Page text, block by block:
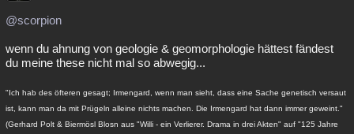
@scorpion
wenn du ahnung von geologie & geomorphologie hättest fändest
du meine these nicht mal so abwegig...
"Ich hab des öfteren gesagt; Irmengard, wenn man sieht, dass eine Sache genetisch versaut
ist, kann man da mit Prügeln alleine nichts machen. Die Irmengard hat dann immer geweint."
(Gerhard Polt & Biermösl Blosn aus "Willi - ein Verlierer. Drama in drei Akten" auf "125 Jahre